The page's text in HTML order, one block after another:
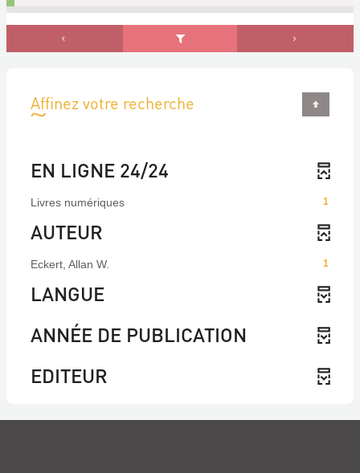
Affinez votre recherche
EN LIGNE 24/24
1
Livres numériques
AUTEUR
1
Eckert, Allan W.
LANGUE
ANNÉE DE PUBLICATION
EDITEUR